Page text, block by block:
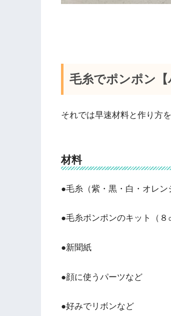
毛糸でポンポン
それでは早速材料と作り方
材料
●毛糸（紫・黒・白・オレン
●毛糸ポンポンのキット（８
●新聞紙
●顔に使うパーツなど
●好みでリボンなど